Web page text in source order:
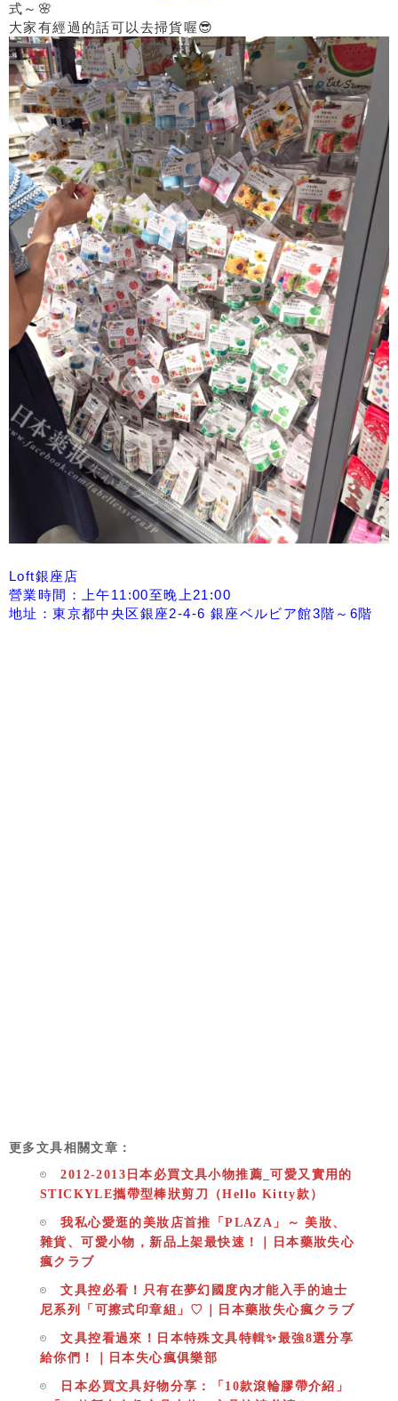
式～🌸
大家有經過的話可以去掃貨喔😎
Loft銀座店
營業時間：上午11:00至晚上21:00
地址：東京都中央区銀座2-4-6 銀座ベルビア館3階～6階
更多文具相關文章：
2012-2013日本必買文具小物推薦_可愛又實用的
STICKYLE攜帶型棒狀剪刀（Hello Kitty款）
我私心愛逛的美妝店首推「PLAZA」～ 美妝、
雜貨、可愛小物，新品上架最快速！｜日本藥妝失心
瘋クラブ
文具控必看！只有在夢幻國度內才能入手的迪士
尼系列「可擦式印章組」♡｜日本藥妝失心瘋クラブ
文具控看過來！日本特殊文具特輯✨最強8選分享
給你們！｜日本失心瘋俱樂部
日本必買文具好物分享：「10款滾輪膠帶介紹」